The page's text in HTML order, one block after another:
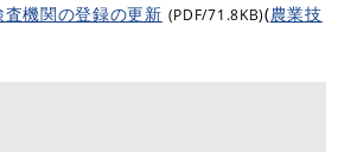
機関の登録の更新 (PDF/71.8KB)(農業技